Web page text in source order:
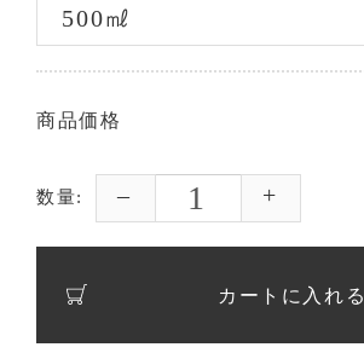
商品価格
数量:
カートに入れる